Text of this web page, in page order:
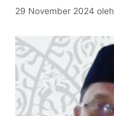
29 November 2024 oleh